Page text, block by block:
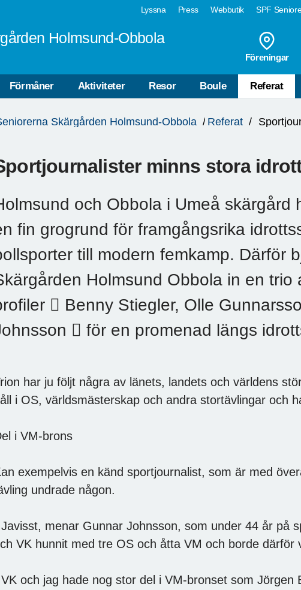
Lyssna Press Webbutik SPF
Holmsund-Obbola
Föreningar
Förmåner Aktiviteter Resor Boule Referat
Skärgården Holmsund-Obbola Referat
minns stora
och Obbola i Umeå skärgård
fin grogrund för framgångsrika
till modern femkamp. Därför
Holmsund Obbola in en trio
 Benny Stiegler, Olle
 för en promenad längs
har ju följt några av länets, landets och världens
i OS, världsmästerskap och andra stortävlingar och
i VM-brons
exempelvis en känd sportjournalist, som är med
undrade någon.
menar Gunnar Johnsson, som under 44 år på
VK hunnit med tre OS och åtta VM och borde därför
och jag hade nog stor del i VM-bronset som Jörgen